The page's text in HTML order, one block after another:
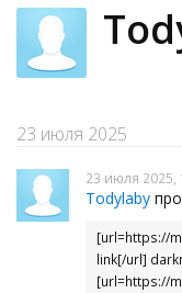
23 июля 2025
23 июля 2025,
Todylaby
[url=https://
link[/url]
[url=https://